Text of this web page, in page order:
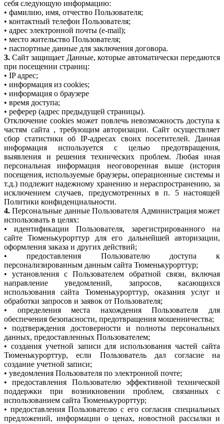
себя следующую информацию:
• фамилию, имя, отчество Пользователя;
• контактный телефон Пользователя;
• адрес электронной почты (e-mail);
• место жительство Пользователя;
• паспортные данные для заключения договора.
3. Сайт защищает Данные, которые автоматически передаются
при посещении страниц:
• IP адрес;
• информация из cookies;
• информация о браузере
• время доступа;
• реферер (адрес предыдущей страницы).
Отключение cookies может повлечь невозможность доступа к
частям сайта , требующим авторизации. Сайт осуществляет
сбор статистики об IP-адресах своих посетителей. Данная
информация используется с целью предотвращения,
выявления и решения технических проблем. Любая иная
персональная информация неоговоренная выше (история
посещения, используемые браузеры, операционные системы и
т.д.) подлежит надежному хранению и нераспространению, за
исключением случаев, предусмотренных в п. 5 настоящей
Политики конфиденциальности.
4. Персональные данные Пользователя Администрация может
использовать в целях:
• идентификации Пользователя, зарегистрированного на
сайте Тюменькурорттур для его дальнейшей авторизации,
оформления заказа и других действий;
• предоставления Пользователю доступа к
персонализированным данным сайта Тюменькурорттур;
• установления с Пользователем обратной связи, включая
направление уведомлений, запросов, касающихся
использования сайта Тюменькурорттур, оказания услуг и
обработки запросов и заявок от Пользователя;
• определения места нахождения Пользователя для
обеспечения безопасности, предотвращения мошенничества;
• подтверждения достоверности и полноты персональных
данных, предоставленных Пользователем;
• создания учетной записи для использования частей сайта
Тюменькурорттур, если Пользователь дал согласие на
создание учетной записи;
• уведомления Пользователя по электронной почте;
• предоставления Пользователю эффективной технической
поддержки при возникновении проблем, связанных с
использованием сайта Тюменькурорттур;
• предоставления Пользователю с его согласия специальных
предложений, информации о ценах, новостной рассылки и